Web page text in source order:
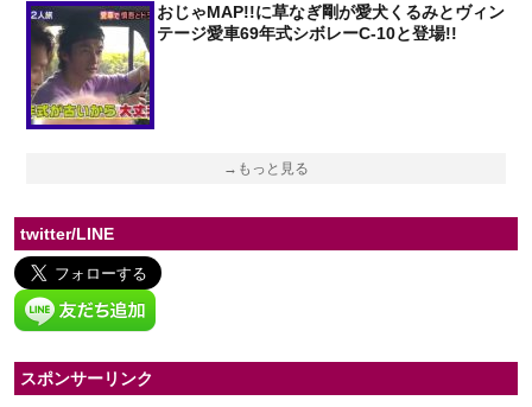
おじゃMAP!!に草なぎ剛が愛犬くるみとヴィン
テージ愛車69年式シボレーC-10と登場!!
→もっと見る
twitter/LINE
スポンサーリンク